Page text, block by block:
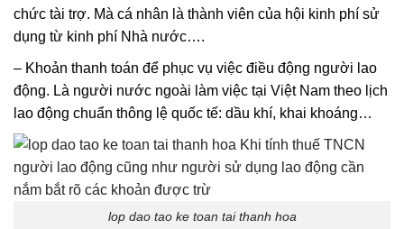
chức tài trợ. Mà cá nhân là thành viên của hội kinh phí sử
dụng từ kinh phí Nhà nước….
– Khoản thanh toán để phục vụ việc điều động người lao
động. Là người nước ngoài làm việc tại Việt Nam theo lịch
lao động chuẩn thông lệ quốc tế: dầu khí, khai khoáng…
lop dao tao ke toan tai thanh hoa